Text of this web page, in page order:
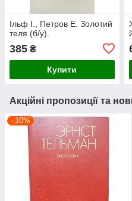
Ільф І., Петров Е. Золотий
теля (б/у).
385 ₴
Купити
Акційні пропозиції та
–10%